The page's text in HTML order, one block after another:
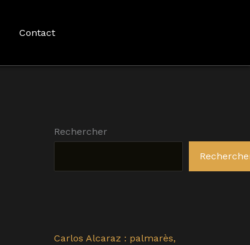
Contact
Rechercher
Carlos Alcaraz : palmarès,